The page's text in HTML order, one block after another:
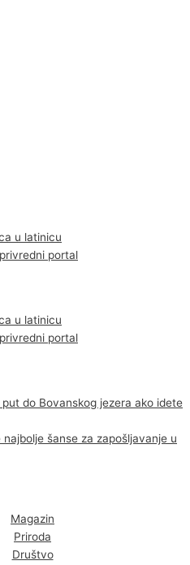
u latinicu
portal
u latinicu
portal
do Bovanskog jezera ako idete
šanse za zapošljavanje u
Magazin
Priroda
Društvo